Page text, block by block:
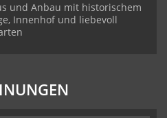
und Anbau mit historischem
Innenhof und liebevoll